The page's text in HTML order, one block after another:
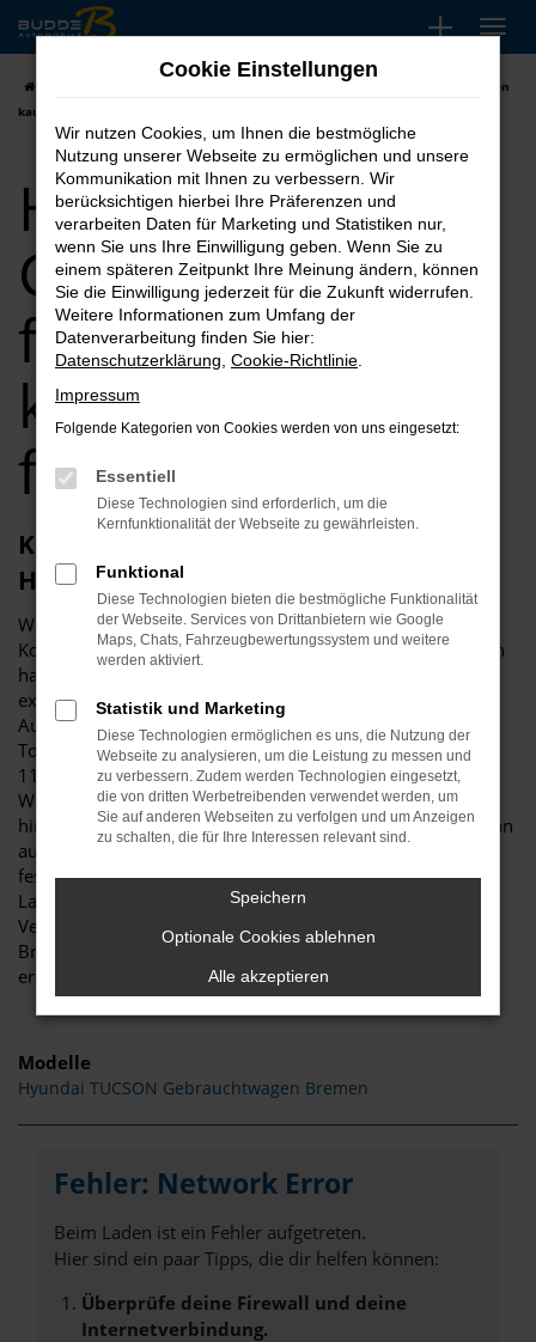
Zum
Hauptinhalt
springen
Hyundai Gebrauchtwagen für Bremen
kaufen, leasen, finanzieren
Hyundai
Gebrauchtwagen
für Bremen
kaufen, leasen,
finanzieren
Kein Kompromiss, sondern ein 1a
Hyundai Gebrauchtwagen für Bremen
Wer sagt, dass ein Hyundai Gebrauchtwagen immer einen
Kompromiss darstellen muss? Für Ihre Mobilität in Bremen
handelt es sich um die erste Wahl, was vor allem am
exzellenten Preis-Leistungs-Verhältnis liegt. Bei Budde
Automobile finden Sie Hyundai Gebrauchtwagen in
Topzustand. Wir verfügen auf einer Fläche von mehr als
11.000 Quadratmetern über erstklassige
Werkstattkapazitäten und lassen unsere Kfz-Meister genau
hinschauen. Ein Hyundai Gebrauchtwagen gelangt erst dann
auf die Straßen von Bremen, wenn keinerlei Mängel
festzustellen sind. Das betrifft sowohl die Karosserie und
Lackierung als auch die „inneren Werte“ bis hin zu den
Verschleißteilen. Vertrauen Sie für Ihr neues Fahrzeug für
Bremen auf unseren Familienbetrieb und unsere
erstklassige Reputation.
Modelle
Hyundai TUCSON Gebrauchtwagen Bremen
Fehler: Network Error
Beim Laden ist ein Fehler aufgetreten.
Hier sind ein paar Tipps, die dir helfen können:
Überprüfe deine Firewall und deine
Internetverbindung.
Cookie Einstellungen
Wir nutzen Cookies, um Ihnen die bestmögliche
Nutzung unserer Webseite zu ermöglichen und unsere
Kommunikation mit Ihnen zu verbessern. Wir
berücksichtigen hierbei Ihre Präferenzen und
verarbeiten Daten für Marketing und Statistiken nur,
wenn Sie uns Ihre Einwilligung geben. Wenn Sie zu
einem späteren Zeitpunkt Ihre Meinung ändern, können
Sie die Einwilligung jederzeit für die Zukunft widerrufen.
Weitere Informationen zum Umfang der
Datenverarbeitung finden Sie hier:
Datenschutzerklärung Cookie-Richtlinie
Impressum
Folgende Kategorien von Cookies werden von uns eingesetzt:
Essentiell
Diese Technologien sind erforderlich, um die
Kernfunktionalität der Webseite zu gewährleisten.
Funktional
Diese Technologien bieten die bestmögliche Funktionalität
der Webseite. Services von Drittanbietern wie Google
Maps, Chats, Fahrzeugbewertungssystem und weitere
werden aktiviert.
Statistik und Marketing
Diese Technologien ermöglichen es uns, die Nutzung der
Webseite zu analysieren, um die Leistung zu messen und
zu verbessern. Zudem werden Technologien eingesetzt,
die von dritten Werbetreibenden verwendet werden, um
Sie auf anderen Webseiten zu verfolgen und um Anzeigen
zu schalten, die für Ihre Interessen relevant sind.
Speichern
Optionale Cookies ablehnen
Alle akzeptieren